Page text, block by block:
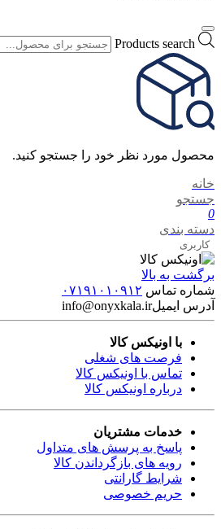
Products search
محصول مورد نظر خود را جستجو کنید.
خانه
جستجو
0
دسته بندی
کاربری
برگشت به بالا
شماره تماس ۰۷۱۹۱۰۱۰۹۱۲
آدرس ایمیلinfo@onyxkala.ir
با اونیکس کالا
فرصت های شغلی
تماس با اونیکس کالا
درباره اونیکس کالا
خدمات مشتریان
پاسخ به پرسش های متداول
رویه های بازگرداندن کالا
شرایط گارانتی
حریم خصوصی